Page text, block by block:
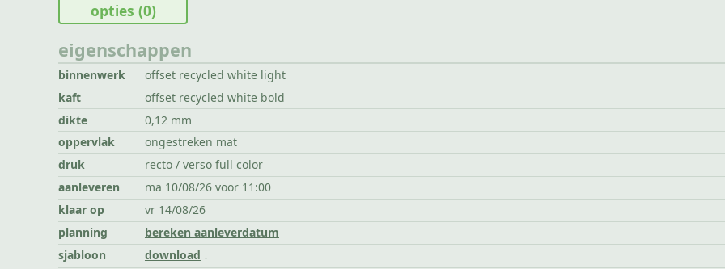
eigenschappen
binnenwerk offset recycled white light
kaft
offset recycled white bold
dikte
0,12 mm
oppervlak
ongestreken mat
druk
recto / verso full color
aanleveren
ma 10/08/26 voor 11:00
klaar op
vr 14/08/26
planning
bereken aanleverdatum
sjabloon
download
opties (0)